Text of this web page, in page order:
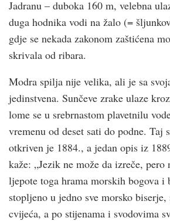
Jadranu – duboka 160 m, velebna
duga hodnika vodi na žalo (=
gdje se nekada zakonom zaštićena
skrivala od ribara.
Modra spilja nije velika, ali je sa
jedinstvena. Sunčeve zrake ulaze
lome se u srebrnastom plavetnilu
vremenu od deset sati do podne. Taj
otkriven je 1884., a jedan opis iz
kaže: „Jezik ne može da izreče, pero
ljepote toga hrama morskih bogova i
stopljeno u jedno sve morsko
cvijeća, a po stijenama i svodovima